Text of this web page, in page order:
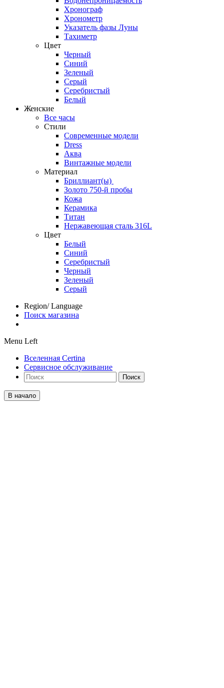
Хронограф
Хронометр
Указатель фазы Луны
Тахиметр
Цвет
Черный
Синий
Зеленый
Серый
Серебристый
Белый
Женские
Все часы
Стили
Современные модели
Dress
Аква
Винтажные модели
Материал
Бриллиант(ы)
Золото 750-й пробы
Кожа
Керамика
Титан
Нержавеющая сталь 316L
Цвет
Белый
Синий
Серебристый
Черный
Зеленый
Серый
Region/ Language
Поиск магазина
Menu Left
Вселенная Certina
Сервисное обслуживание
Поиск
В начало